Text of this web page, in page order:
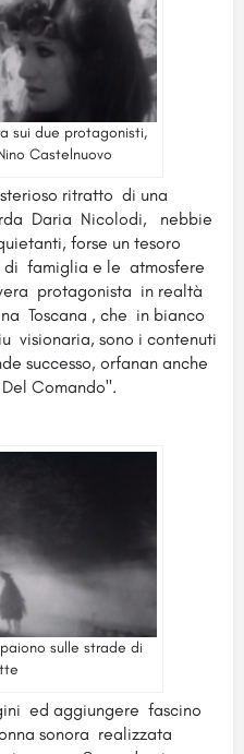
sui due protagonisti,
Castelnuovo
ritratto di una
Daria Nicolodi, nebbie
forse un tesoro
famiglia e le atmosfere
protagonista in realtà
Toscana , che in bianco
visionaria, sono i contenuti
successo, orfanan anche
Comando".
sulle strade di
ed aggiungere fascino
sonora realizzata